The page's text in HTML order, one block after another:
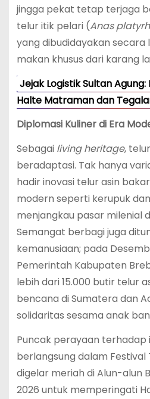
jingga pekat tetap terjaga
telur itik pelari (Anas
yang dibudidayakan secara
makan khusus dari karang
Jejak Logistik Sultan Agung:
Halte Matraman dan
Diplomasi Kuliner di Era
Sebagai living heritage,
beradaptasi. Tak hanya
hadir inovasi telur asin
modern seperti kerupuk
menjangkau pasar milenial
Semangat berbagi juga
kemanusiaan; pada
Pemerintah Kabupaten
lebih dari 15.000 butir telur
bencana di Sumatera dan
solidaritas sesama anak
Puncak perayaan terhadap
berlangsung dalam Festival
digelar meriah di Alun-alun
2026 untuk memperingati